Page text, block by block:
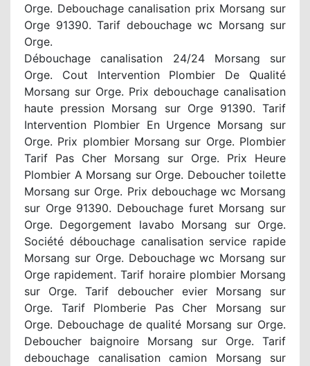
Orge. Debouchage canalisation prix Morsang sur
Orge 91390. Tarif debouchage wc Morsang sur
Orge.
Débouchage canalisation 24/24 Morsang sur
Orge. Cout Intervention Plombier De Qualité
Morsang sur Orge. Prix debouchage canalisation
haute pression Morsang sur Orge 91390. Tarif
Intervention Plombier En Urgence Morsang sur
Orge. Prix plombier Morsang sur Orge. Plombier
Tarif Pas Cher Morsang sur Orge. Prix Heure
Plombier A Morsang sur Orge. Deboucher toilette
Morsang sur Orge. Prix debouchage wc Morsang
sur Orge 91390. Debouchage furet Morsang sur
Orge. Degorgement lavabo Morsang sur Orge.
Société débouchage canalisation service rapide
Morsang sur Orge. Debouchage wc Morsang sur
Orge rapidement. Tarif horaire plombier Morsang
sur Orge. Tarif deboucher evier Morsang sur
Orge. Tarif Plomberie Pas Cher Morsang sur
Orge. Debouchage de qualité Morsang sur Orge.
Deboucher baignoire Morsang sur Orge. Tarif
debouchage canalisation camion Morsang sur